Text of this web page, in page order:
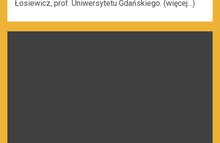
Łosiewicz, prof. Uniwersytetu Gdańskiego. (więcej…)